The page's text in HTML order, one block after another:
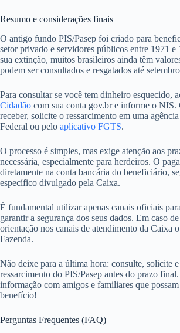
Resumo e considerações finais
O antigo fundo PIS/Pasep foi criado para
setor privado e servidores públicos entre 1971 e
sua extinção, muitos brasileiros ainda têm
podem ser consultados e resgatados até
Para consultar se você tem dinheiro esquecido,
Cidadão com sua conta gov.br e informe o NIS.
receber, solicite o ressarcimento em uma
Federal ou pelo aplicativo FGTS.
O processo é simples, mas exige atenção aos
necessária, especialmente para herdeiros. O
diretamente na conta bancária do beneficiário,
específico divulgado pela Caixa.
É fundamental utilizar apenas canais oficiais
garantir a segurança dos seus dados. Em caso
orientação nos canais de atendimento da Caixa
Fazenda.
Não deixe para a última hora: consulte, solicite
ressarcimento do PIS/Pasep antes do prazo
informação com amigos e familiares que
benefício!
Perguntas Frequentes (FAQ)